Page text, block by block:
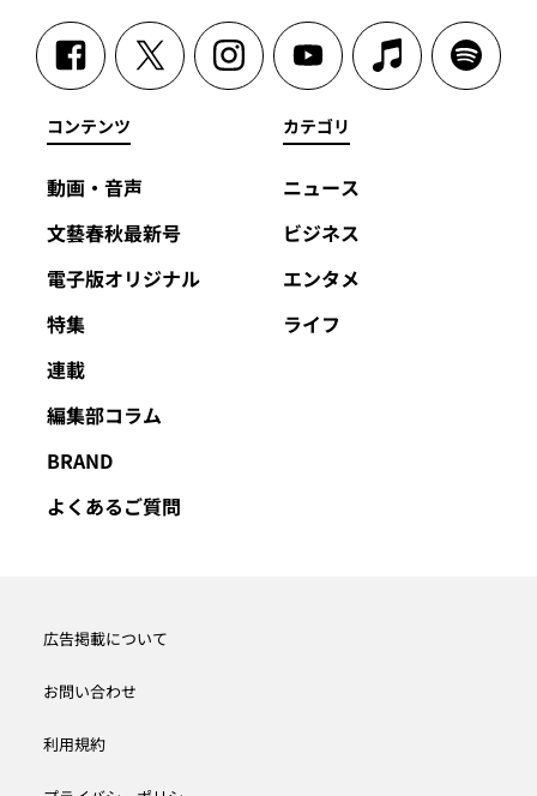
コンテンツ
動画・音声
文藝春秋最新号
電子版オリジナル
特集
連載
編集部コラム
BRAND
よくあるご質問
カテゴリ
ニュース
ビジネス
エンタメ
ライフ
広告掲載について
お問い合わせ
利用規約